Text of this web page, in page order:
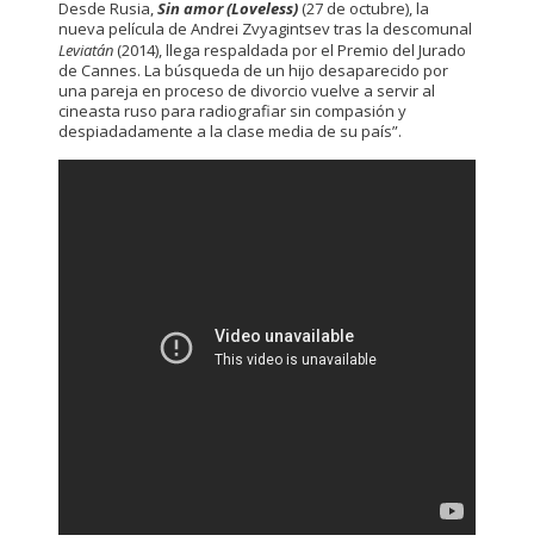
Desde Rusia,Sin amor (Loveless) (27 de octubre), la
nueva película de Andrei Zvyagintsev tras la descomunal
Leviatán (2014), llega respaldada por el Premio del Jurado
de Cannes. La búsqueda de un hijo desaparecido por
una pareja en proceso de divorcio vuelve a servir al
cineasta ruso para radiografiar sin compasión y
despiadadamente a la clase media de su país”.